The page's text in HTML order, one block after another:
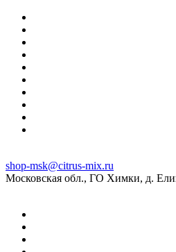
shop-msk@citrus-mix.ru
Московская обл., ГО Химки, д.